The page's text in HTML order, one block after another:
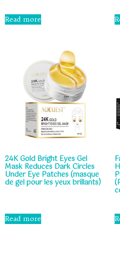
5
Read more
0
24K Gold Bright Eyes Gel
Mask Reduces Dark Circles
Under Eye Patches (masque
de gel pour les yeux brillants)
out
of
5
Read more
0